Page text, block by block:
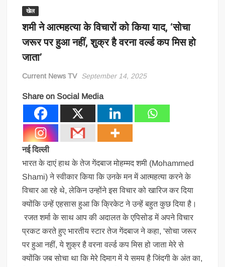
खेल
शमी ने आत्महत्या के विचारों को किया याद, ‘सोचा
जरूर पर हुआ नहीं, शुक्र है वरना वर्ल्ड कप मिस हो
जाता’
Current News TV September 14, 2025
Share on Social Media
नई दिल्ली
भारत के दाएं हाथ के तेज गेंदबाज मोहम्मद शमी (Mohammed
Shami) ने स्वीकार किया कि उनके मन में आत्महत्या करने के
विचार आ रहे थे, लेकिन उन्होंने इस विचार को खारिज कर दिया
क्योंकि उन्हें एहसास हुआ कि क्रिकेट ने उन्हें बहुत कुछ दिया है।
रजत शर्मा के साथ आप की अदालत के एपिसोड में अपने विचार
प्रकट करते हुए भारतीय स्टार तेज गेंदबाज ने कहा, 'सोचा जरूर
पर हुआ नहीं, ये शुक्र है वरना वर्ल्ड कप मिस हो जाता मेरे से
क्योंकि जब सोचा था कि मेरे दिमाग में ये समय है जिंदगी के अंत का,